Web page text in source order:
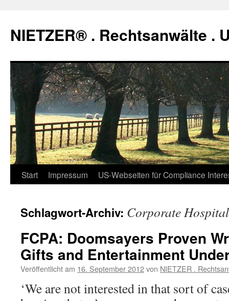
springen
NIETZER® . Rechtsanwälte .
Start Impressum US-Webseiten für Compliance
Schlagwort-Archiv: Corporate
FCPA: Doomsayers Proven
Gifts and Entertainment
Veröffentlicht am 16. September 2012von NIETZER .
‘We are not interested in that sort of